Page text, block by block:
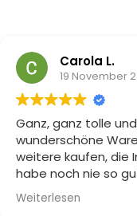
Carola L.
19 November
Ganz, ganz tolle
wunderschöne
weitere kaufen, die
habe noch nie so
und meine
nicht mehr trocken
Weiterlesen